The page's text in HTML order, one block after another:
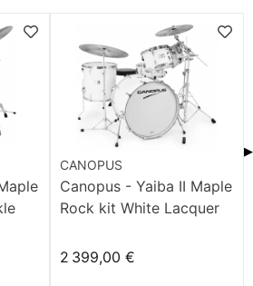
CANOPUS
Canopus - Yaiba II Maple
Rock kit White Lacquer
2 399,00 €
▶